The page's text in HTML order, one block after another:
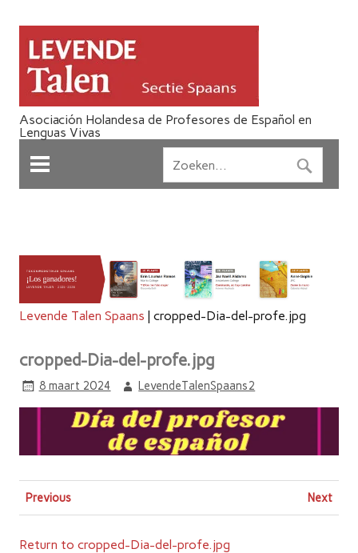
Asociación Holandesa de Profesores de Español en
Lenguas Vivas
Levende Talen Spaans | cropped-Dia-del-profe.jpg
cropped-Dia-del-profe.jpg
8 maart 2024 LevendeTalenSpaans2
Previous Next
Return to cropped-Dia-del-profe.jpg